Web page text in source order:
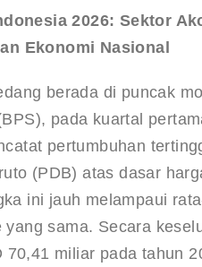
2026: Sektor
Ekonomi Nasional
berada di puncak
pada kuartal
pertumbuhan
(PDB) atas dasar
ini jauh melampaui
yang sama. Secara
70,41 miliar pada tahun